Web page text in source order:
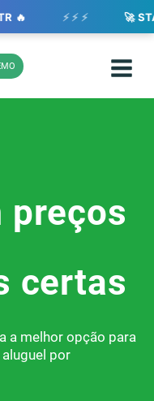
⚡ ⚡ ⚡ 🚀
preços
certas
a melhor opção para
por